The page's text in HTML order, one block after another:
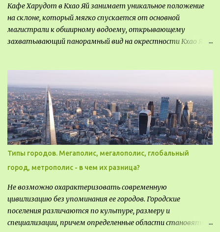
Кафе Харудот в Кхао Яй занимает уникальное положение
на склоне, который мягко спускается от основной
магистрали к обширному водоему, открывающему
захватывающий панорамный вид на окрестности Кхао Яй.
могли бы свободно попасть, не заходя в само заведение.
Типы городов. Мегаполис, мегалополис, глобальный
город, метрополис - в чем их разница?
Не возможно охарактеризовать современную
цивилизацию без упоминания ее городов. Городские
поселения различаются по культуре, размеру и
специализации, причем определенные области становятся